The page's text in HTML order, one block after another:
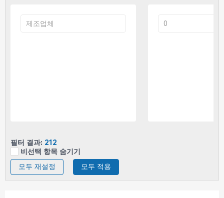
필터 결과: 212
비선택 항목 숨기기
모두 재설정
모두 적용